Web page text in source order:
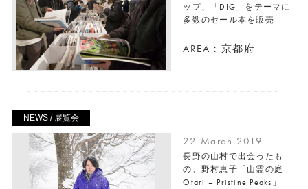
ップ、「DIG」をテーマに
多数のセール本を販売
AREA：京都府
NEWS / 展覧会
22 March 2019
長野の山村で出会ったも
の、野村恵子「山霊の庭
Otari – Pristine Peaks」